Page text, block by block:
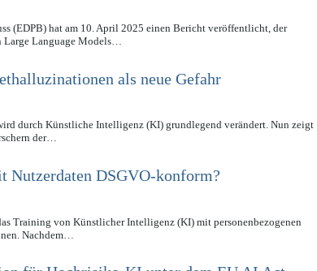
(EDPB) hat am 10. April 2025 einen Bericht veröffentlicht, der
Large Language Models…
als neue Gefahr
durch Künstliche Intelligenz (KI) grundlegend verändert. Nun zeigt
der…
DSGVO-konform?
Training von Künstlicher Intelligenz (KI) mit personenbezogenen
Nachdem…